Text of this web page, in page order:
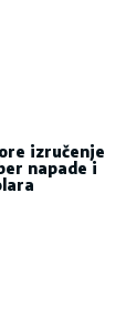
izručenje
napade i